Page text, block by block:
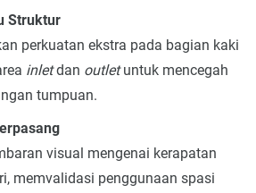
Struktur
perkuatan ekstra pada bagian kaki
inletdan outletuntuk mencegah
tumpuan.
visual mengenai kerapatan
memvalidasi penggunaan spasi